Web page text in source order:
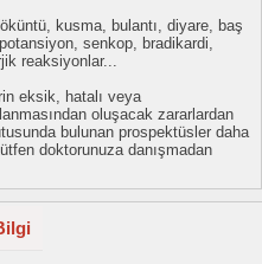
kusma, bulantı, diyare, baş
senkop, bradikardi,
reaksiyonlar...
eksik, hatalı veya
oluşacak zararlardan
bulunan prospektüsler daha
doktorunuza danışmadan